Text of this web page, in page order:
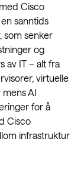
Cisco
sanntids
som senker
og
av IT – alt fra
virtuelle
AI
for å
Cisco
infrastruktur